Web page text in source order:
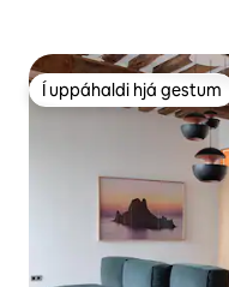
Í uppáhaldi hjá gestum
Í uppáhaldi hjá gestum